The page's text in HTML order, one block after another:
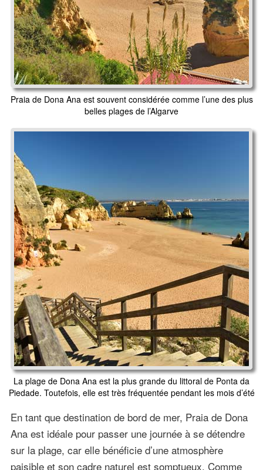
Praia de Dona Ana est souvent considérée comme l’une des plus
belles plages de l’Algarve
La plage de Dona Ana est la plus grande du littoral de Ponta da
Piedade. Toutefois, elle est très fréquentée pendant les mois d’été
En tant que destination de bord de mer, Praia de Dona
Ana est idéale pour passer une journée à se détendre
sur la plage, car elle bénéficie d’une atmosphère
paisible et son cadre naturel est somptueux. Comme